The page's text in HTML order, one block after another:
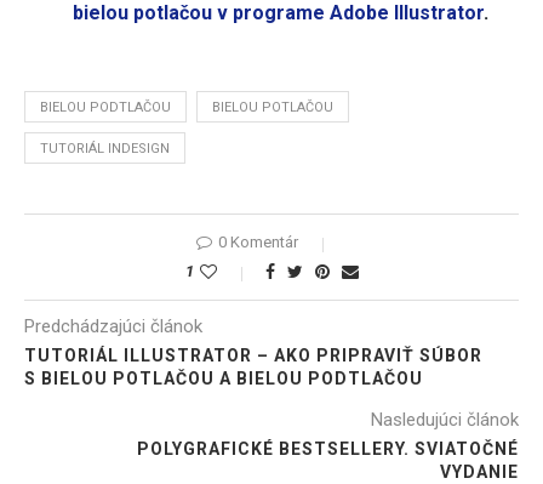
bielou potlačou v programe Adobe Illustrator.
BIELOU PODTLAČOU BIELOU POTLAČOU
TUTORIÁL INDESIGN
0 Komentár
1
Predchádzajúci článok
TUTORIÁL ILLUSTRATOR – AKO PRIPRAVIŤ SÚBOR
S BIELOU POTLAČOU A BIELOU PODTLAČOU
Nasledujúci článok
POLYGRAFICKÉ BESTSELLERY. SVIATOČNÉ
VYDANIE